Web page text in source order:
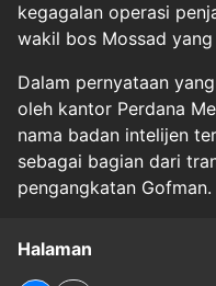
kegagalan operasi
wakil bos Mossad
Dalam pernyataan
oleh kantor Perdana
nama badan intelijen
sebagai bagian dari
pengangkatan Gofman.
Halaman